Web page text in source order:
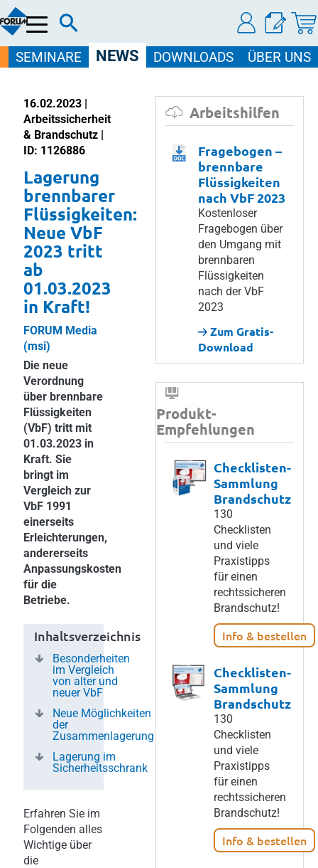
Menü
SEMINARE NEWS DOWNLOADS ÜBER UNS
16.02.2023 |
Arbeitssicherheit
& Brandschutz |
ID: 1126886
Lagerung
brennbarer
Flüssigkeiten:
Neue VbF
2023 tritt
ab
01.03.2023
in Kraft!
FORUM Media
(msi)
Die neue
Verordnung
über brennbare
Flüssigkeiten
(VbF) tritt mit
01.03.2023 in
Kraft. Sie
bringt im
Vergleich zur
VbF 1991
einerseits
Erleichterungen,
andererseits
Anpassungskosten
für die
Betriebe.
Inhaltsverzeichnis
Besonderheiten
im Vergleich
von alter und
neuer VbF
Neue Möglichkeiten
der
Zusammenlagerung
Lagerung im
Sicherheitsschrank
Erfahren Sie im
Folgenden alles
Wichtige über
die
Arbeitshilfen
Fragebogen –
brennbare
Flüssigkeiten
nach VbF 2023
Kostenloser
Fragebogen über
den Umgang mit
brennbaren
Flüssigkeiten
nach der VbF
2023
Zum Gratis-
Download
Produkt-
Empfehlungen
Checklisten-
Sammlung
Brandschutz
130
Checklisten
und viele
Praxistipps
für einen
rechtssicheren
Brandschutz!
Info & bestellen
Checklisten-
Sammlung
Brandschutz
130
Checklisten
und viele
Praxistipps
für einen
rechtssicheren
Brandschutz!
Info & bestellen